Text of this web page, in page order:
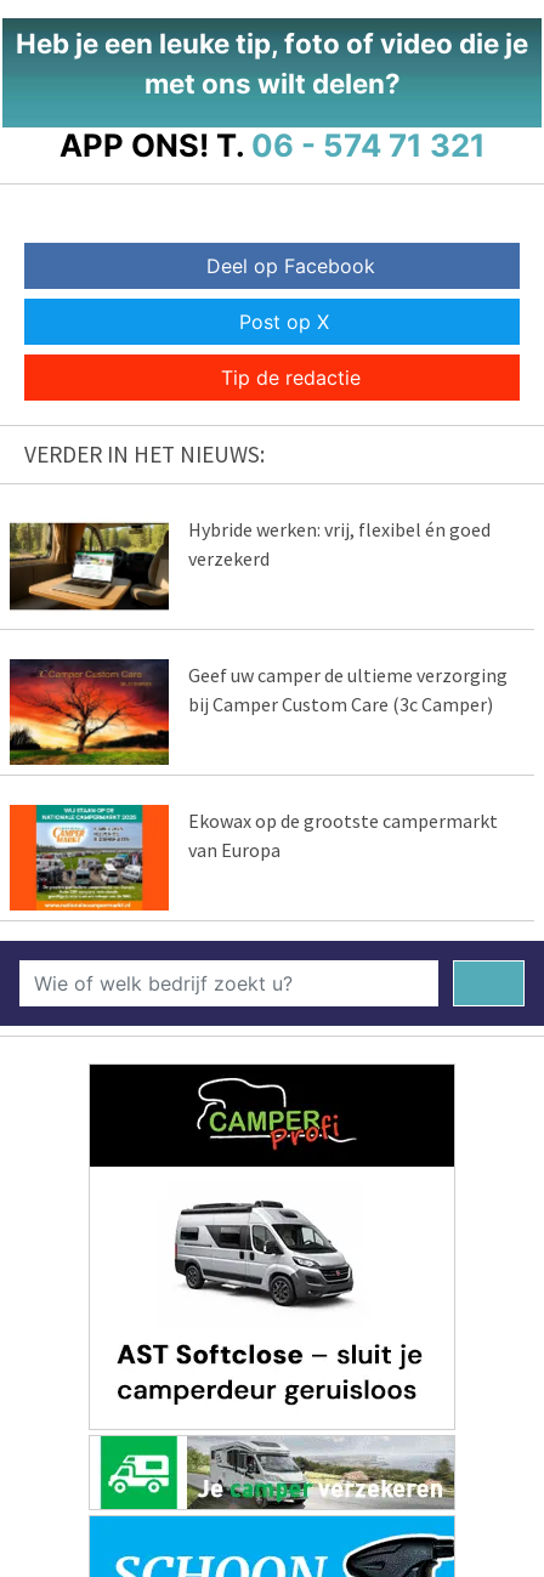
Heb je een leuke tip, foto of video die je
met ons wilt delen?
APP ONS! T. 06 - 574 71 321
Deel op Facebook
Post op X
Tip de redactie
VERDER IN HET NIEUWS:
Hybride werken: vrij, flexibel én goed
verzekerd
Geef uw camper de ultieme verzorging
bij Camper Custom Care (3c Camper)
Ekowax op de grootste campermarkt
van Europa